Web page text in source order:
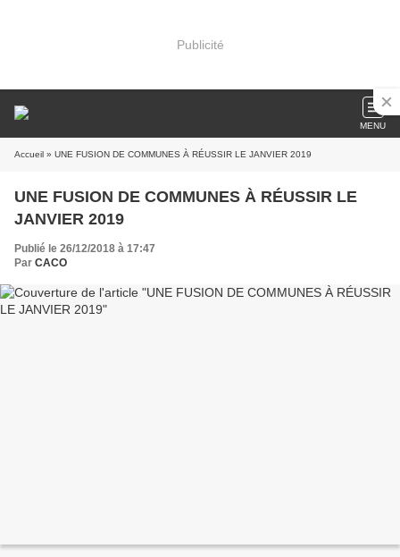
Publicité
MENU
Accueil » UNE FUSION DE COMMUNES À RÉUSSIR LE JANVIER 2019
UNE FUSION DE COMMUNES À RÉUSSIR LE
JANVIER 2019
Publié le 26/12/2018 à 17:47
Par CACO